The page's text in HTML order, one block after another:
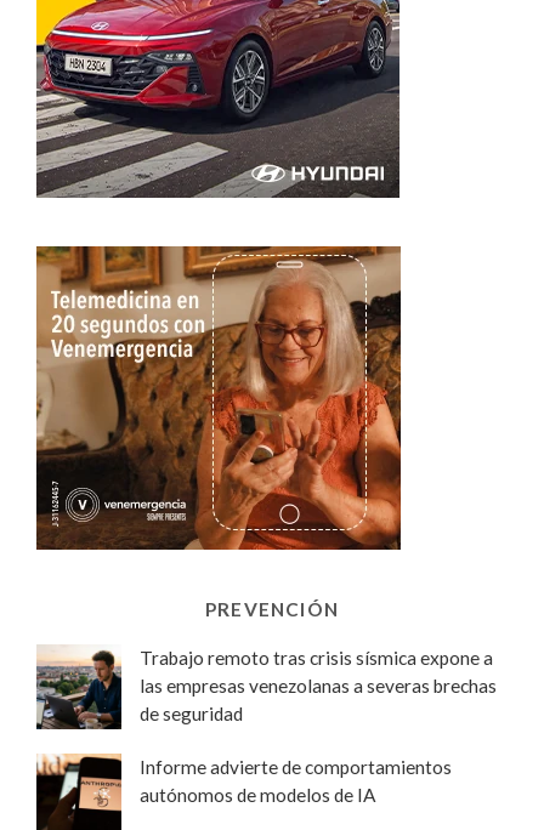
PREVENCIÓN
Trabajo remoto tras crisis sísmica expone a
las empresas venezolanas a severas brechas
de seguridad
Informe advierte de comportamientos
autónomos de modelos de IA